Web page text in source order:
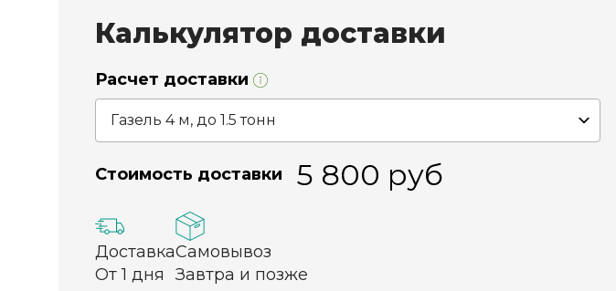
Калькулятор доставки
Расчет доставки
Стоимость доставки 5 800 руб
Доставка
От 1 дня
Самовывоз
Завтра и позже